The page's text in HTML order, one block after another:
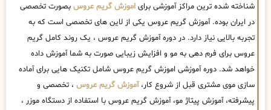
شناخته شده ترین مراکز آموزشی برای اموزش گریم عروس بصورت تخصصی
در ایران بوده. آموزش گریم عروس یکی از لاین های تخصصی است که به
تجربه بالایی نیاز دارد. در دوره آموزش گریم عروس ، یک روند کامل گریم
عروس برای فرم دهی به مو و افزایش زیبایی صورت به شما آموزش داده
خواهد شد. دوره آموزشی اموزش گریم عروس شامل تکنیک هایی برای آماده
سازی موی مشتری قبل از شروع کار،آموزش گریم عروس ، تخصصی و
پیشرفته، آموزش پیتاژ مو، آموزش گریم عروس با استفاده از دستگاه موزر ،